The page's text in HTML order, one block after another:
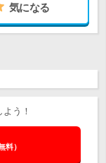
気になる
う！
料）